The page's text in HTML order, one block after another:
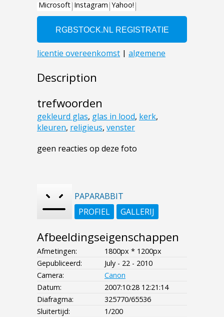
Description
trefwoorden
gekleurd glas, glas in lood, kerk,
kleuren, religieus, venster
geen reacties op deze foto
PAPARABBIT
PROFIEL
GALLERIJ
Afbeeldingseigenschappen
Afmetingen:
1800px * 1200px
Gepubliceerd:
July - 22 - 2010
Camera:
Canon
Datum:
2007:10:28 12:21:14
Diafragma:
325770/65536
Sluitertijd:
1/200